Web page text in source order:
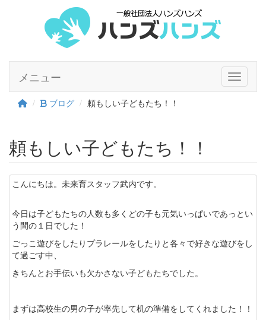
Toggle
メニュー
ブログ 頼もしい子どもたち！！
頼もしい子どもたち！！
こんにちは。未来育スタッフ武内です。
今日は子どもたちの人数も多くどの子も元気いっぱいであっとい
う間の１日でした！
ごっこ遊びをしたりプラレールをしたりと各々で好きな遊びをし
て過ごす中、
きちんとお手伝いも欠かさない子どもたちでした。
まずは高校生の男の子が率先して机の準備をしてくれました！！